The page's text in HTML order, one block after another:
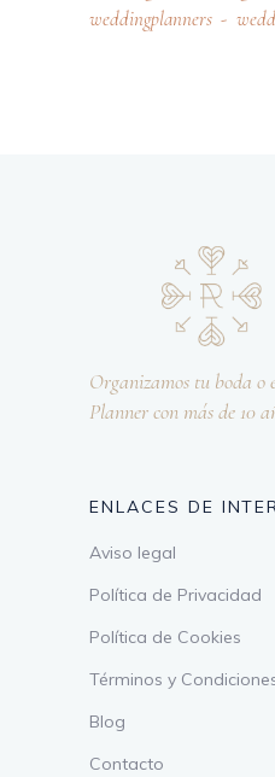
weddingplanners
Organizamos tu boda o
Planner con más de 10
ENLACES DE
Aviso legal
Política de Privacidad
Política de Cookies
Términos y
Blog
Contacto